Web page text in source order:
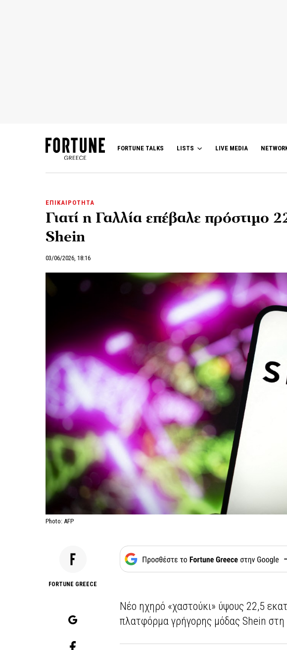
FORTUNE TALKS LISTS LIVE MEDIA
ΕΠΙΚΑΙΡΟΤΗΤΑ
Γιατί η Γαλλία επέβαλε πρόστιμο
Shein
03/06/2026, 18:16
Photo: AFP
FORTUNE GREECE
Νέο ηχηρό «χαστούκι» ύψους 22,5
πλατφόρμα γρήγορης μόδας Shein στη